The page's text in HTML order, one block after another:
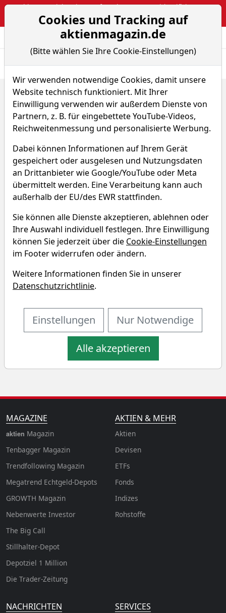
Webinar: Berichtsaison auf Hochtouren – So identifiziert man
Pivotal-News-Points
Aktien- und
Home ETFs
Aberdeen Global - Asia Pacific Equity S2
Renditedreieck
Aberdeen Global - Asia Pacific
Equity S2
AEF8
WKN A1CS3X
ISIN LU0476875868
Equity S2 Renditedreieck
Aberdeen Global - Asia Pacific Equity S2 ETF über
verschiedene Zeiträume hinweg.
MAGAZINE
aktien Magazin
Tenbagger Magazin
Trendfollowing Magazin
Megatrend Echtgeld-Depots
GROWTH Magazin
Nebenwerte Investor
The Big Call
Stillhalter-Depot
Depotziel 1 Million
Die Trader-Zeitung
AKTIEN & MEHR
Aktien
Devisen
ETFs
Fonds
Indizes
Rohstoffe
NACHRICHTEN SERVICES
Cookies und Tracking auf
aktienmagazin.de
(Bitte wählen Sie Ihre Cookie-Einstellungen)
Wir verwenden notwendige Cookies, damit unsere
Website technisch funktioniert. Mit Ihrer
Einwilligung verwenden wir außerdem Dienste von
Partnern, z. B. für eingebettete YouTube-Videos,
Reichweitenmessung und personalisierte Werbung.
Dabei können Informationen auf Ihrem Gerät
gespeichert oder ausgelesen und Nutzungsdaten
an Drittanbieter wie Google/YouTube oder Meta
übermittelt werden. Eine Verarbeitung kann auch
außerhalb der EU/des EWR stattfinden.
Sie können alle Dienste akzeptieren, ablehnen oder
Ihre Auswahl individuell festlegen. Ihre Einwilligung
können Sie jederzeit über die Cookie-Einstellungen
im Footer widerrufen oder ändern.
Weitere Informationen finden Sie in unserer
Datenschutzrichtlinie.
Einstellungen Nur Notwendige
Alle akzeptieren